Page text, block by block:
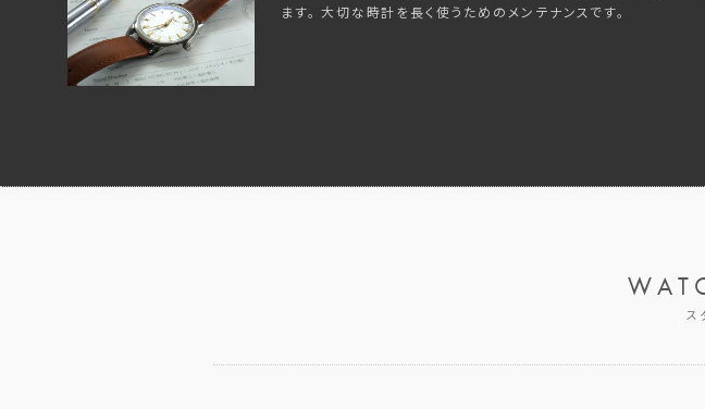
ます。 大切な時計を長く使うためのメンテナンスです。
ス